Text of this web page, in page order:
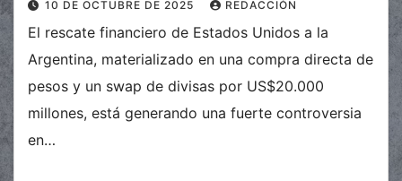
10 DE OCTUBRE DE 2025 REDACCIÓN
El rescate financiero de Estados Unidos a la
Argentina, materializado en una compra directa de
pesos y un swap de divisas por US$20.000
millones, está generando una fuerte controversia
en…